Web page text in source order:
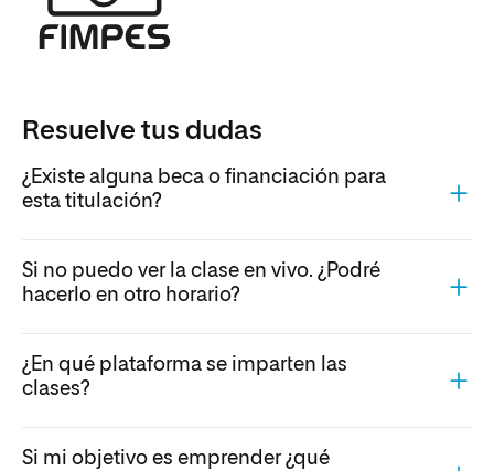
Resuelve tus dudas
¿Existe alguna beca o financiación para
esta titulación?
Si no puedo ver la clase en vivo. ¿Podré
hacerlo en otro horario?
¿En qué plataforma se imparten las
clases?
Si mi objetivo es emprender ¿qué